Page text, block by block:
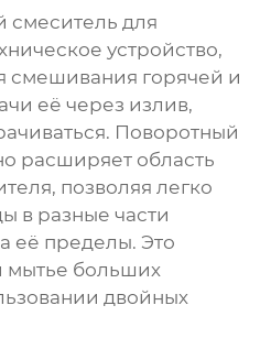
для
устройство,
смешивания горячей и
её через излив,
Поворотный
расширяет область
позволяя легко
в разные части
её пределы. Это
мытье больших
двойных